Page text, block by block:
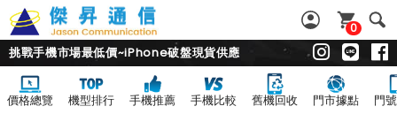
0
挑戰手機市場最低價~iPhone破盤現貨供應
價格總覽 機型排行 手機推薦 手機比較 舊機回收 門市據點 門